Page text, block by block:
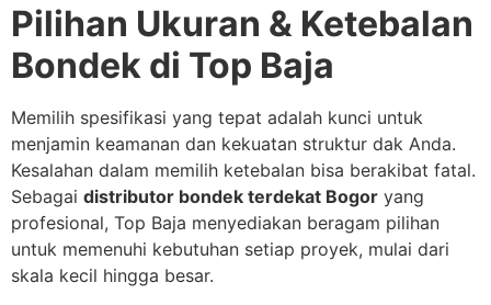
Pilihan Ukuran & Ketebalan
Bondek di Top Baja
Memilih spesifikasi yang tepat adalah kunci untuk
menjamin keamanan dan kekuatan struktur dak Anda.
Kesalahan dalam memilih ketebalan bisa berakibat fatal.
Sebagai distributor bondek terdekat Bogor yang
profesional, Top Baja menyediakan beragam pilihan
untuk memenuhi kebutuhan setiap proyek, mulai dari
skala kecil hingga besar.